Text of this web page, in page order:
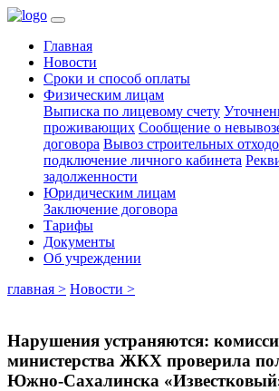
Главная
Новости
Сроки и способ оплаты
Физическим лицам
Выписка по лицевому счету
проживающих Сообщение о
договора Вывоз строительных
подключение личного кабинета
задолженности
Юридическим лицам
Заключение договора
Тарифы
Документы
Об учреждении
главная > Новости >
Нарушения устраняются:
министерства ЖКХ проверила
Южно-Сахалинска